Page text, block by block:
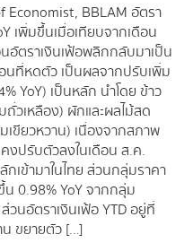
BBLAM อัตรา
เพิ่มขึ้นเมื่อเทียบจากเดือน
อัตราเงินเฟ้อพลิกกลับมาเป็น
นที่หดตัว เป็นผลจากปรับเพิ่ม
YoY) เป็นหลัก นำโดย ข้าว
วเหลือง) ผักและผลไม้สด
เขียวหวาน) เนื่องจากสภาพ
งปรับตัวลงในเดือน ส.ค.
เข้ามาในไทย ส่วนกลุ่มราคา
0.98% YoY จากกลุ่ม
วนอัตราเงินเฟ้อ YTD อยู่ที่
ขยายตัว […]